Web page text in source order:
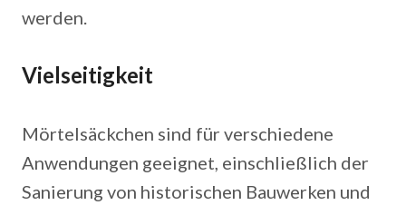
werden.
Vielseitigkeit
Mörtelsäckchen sind für verschiedene
Anwendungen geeignet, einschließlich der
Sanierung von historischen Bauwerken und